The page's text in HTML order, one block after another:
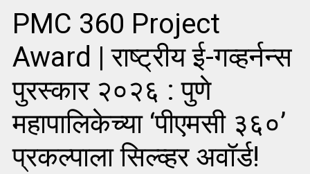
PMC 360 Project
Award | राष्ट्रीय ई-गव्हर्नन्स
पुरस्कार २०२६ : पुणे
महापालिकेच्या ‘पीएमसी ३६०’
प्रकल्पाला सिल्व्हर अवॉर्ड!